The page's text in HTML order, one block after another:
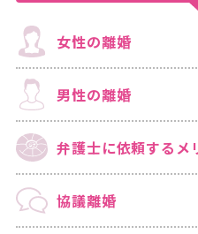
女性の離婚
男性の離婚
弁護士に依頼する メ
協議離婚